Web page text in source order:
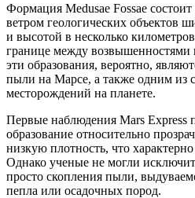
Формация Medusae Fossae
ветром геологических объектов
и высотой в несколько
границе между возвышенностями
эти образования, вероятно,
пыли на Марсе, а также одним из
месторождений на планете.
Первые наблюдения Mars Express
образование относительно
низкую плотность, что
Однако ученые не могли
просто скопления пыли,
пепла или осадочных пород.